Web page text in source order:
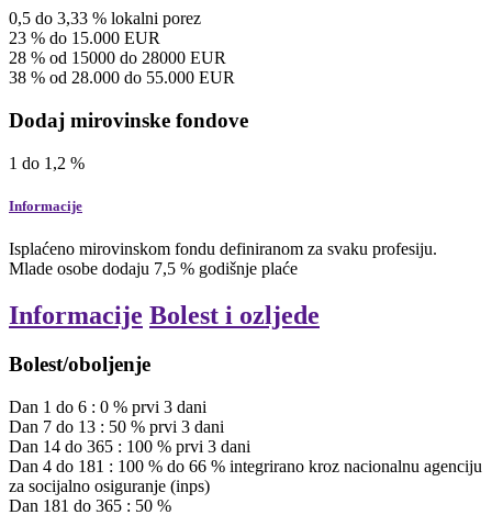
0,5 do 3,33 % lokalni porez
23 % do 15.000 EUR
28 % od 15000 do 28000 EUR
38 % od 28.000 do 55.000 EUR
Dodaj mirovinske fondove
1 do 1,2 %
Informacije
Isplaćeno mirovinskom fondu definiranom za svaku profesiju.
Mlade osobe dodaju 7,5 % godišnje plaće
Informacije Bolest i ozljede
Bolest/oboljenje
Dan 1 do 6 : 0 % prvi 3 dani
Dan 7 do 13 : 50 % prvi 3 dani
Dan 14 do 365 : 100 % prvi 3 dani
Dan 4 do 181 : 100 % do 66 % integrirano kroz nacionalnu agenciju
za socijalno osiguranje (inps)
Dan 181 do 365 : 50 %